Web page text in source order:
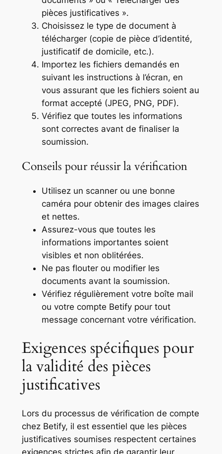
pièces justificatives ».
Choisissez le type de document à
télécharger (copie de pièce d’identité,
justificatif de domicile, etc.).
Importez les fichiers demandés en
suivant les instructions à l’écran, en
vous assurant que les fichiers soient au
format accepté (JPEG, PNG, PDF).
Vérifiez que toutes les informations
sont correctes avant de finaliser la
soumission.
Conseils pour réussir la vérification
Utilisez un scanner ou une bonne
caméra pour obtenir des images claires
et nettes.
Assurez-vous que toutes les
informations importantes soient
visibles et non oblitérées.
Ne pas flouter ou modifier les
documents avant la soumission.
Vérifiez régulièrement votre boîte mail
ou votre compte Betify pour tout
message concernant votre vérification.
Exigences spécifiques pour
la validité des pièces
justificatives
Lors du processus de vérification de compte
chez Betify, il est essentiel que les pièces
justificatives soumises respectent certaines
exigences strictes afin de garantir leur